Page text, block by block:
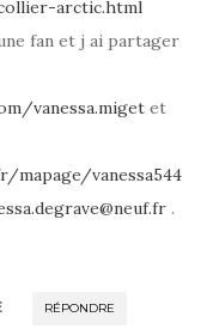
arctic.html
fan et j ai partager
vanessa.miget et
vanessa544
.
RÉPONDRE